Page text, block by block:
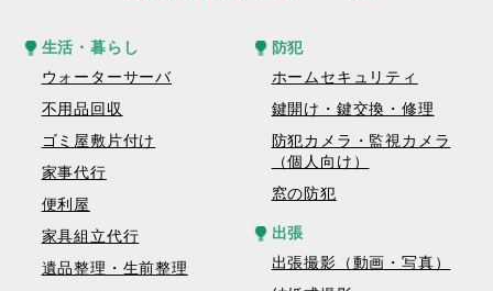
生活・暮らし
ウォーターサーバ
不用品回収
ゴミ屋敷片付け
家事代行
便利屋
家具組立代行
遺品整理・生前整理
防犯
ホームセキュリティ
鍵開け・鍵交換・修理
防犯カメラ・監視カメラ
（個人向け）
窓の防犯
出張
出張撮影（動画・写真）